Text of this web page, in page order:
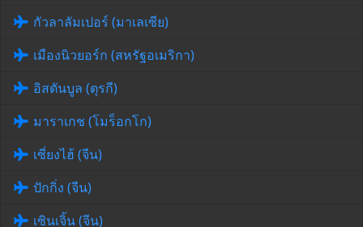
กัวลาลัมเปอร์ (มาเลเซีย)
เมืองนิวยอร์ก (สหรัฐอเมริกา)
อิสตันบูล (ตุรกี)
มาราเกช (โมร็อกโก)
เซี่ยงไฮ้ (จีน)
ปักกิ่ง (จีน)
เซินเจิ้น (จีน)